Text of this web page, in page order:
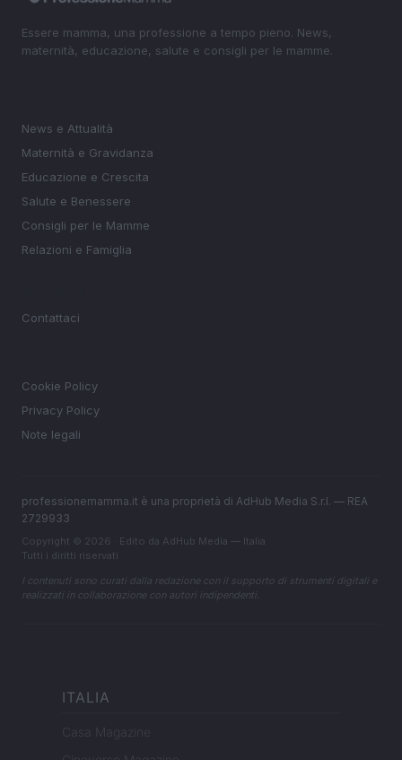
Essere mamma, una professione a tempo pieno. News,
maternità, educazione, salute e consigli per le mamme.
News e Attualità
Maternità e Gravidanza
Educazione e Crescita
Salute e Benessere
Consigli per le Mamme
Relazioni e Famiglia
Contattaci
Cookie Policy
Privacy Policy
Note legali
professionemamma.it è una proprietà di AdHub Media S.r.l. — REA
2729933
Copyright © 2026 · Edito da AdHub Media — Italia
Tutti i diritti riservati
I contenuti sono curati dalla redazione con il supporto di strumenti digitali e
realizzati in collaborazione con autori indipendenti.
ITALIA
Casa Magazine